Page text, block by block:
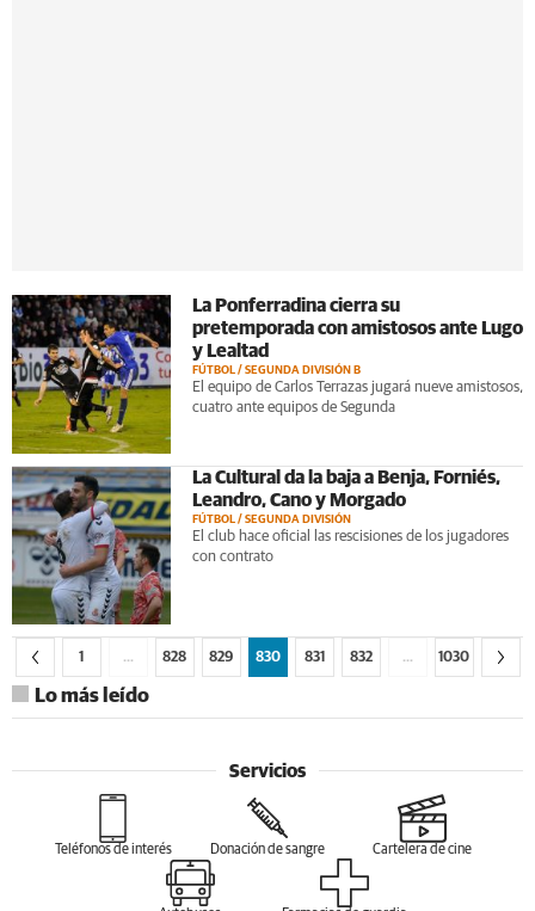
La Ponferradina cierra su
pretemporada con amistosos ante Lugo
y Lealtad
FÚTBOL / SEGUNDA DIVISIÓN B
El equipo de Carlos Terrazas jugará nueve amistosos,
cuatro ante equipos de Segunda
La Cultural da la baja a Benja, Forniés,
Leandro, Cano y Morgado
FÚTBOL / SEGUNDA DIVISIÓN
El club hace oficial las rescisiones de los jugadores
con contrato
1 … 828 829 830 831 832 … 1030
Lo más leído
Servicios
Teléfonos de interés Donación de sangre Cartelera de cine